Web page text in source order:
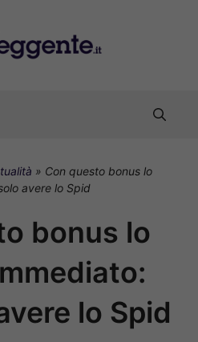
» Con questo bonus lo
avere lo Spid
bonus lo
lo Spid